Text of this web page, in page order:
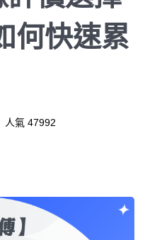
何快速累
人氣 47992